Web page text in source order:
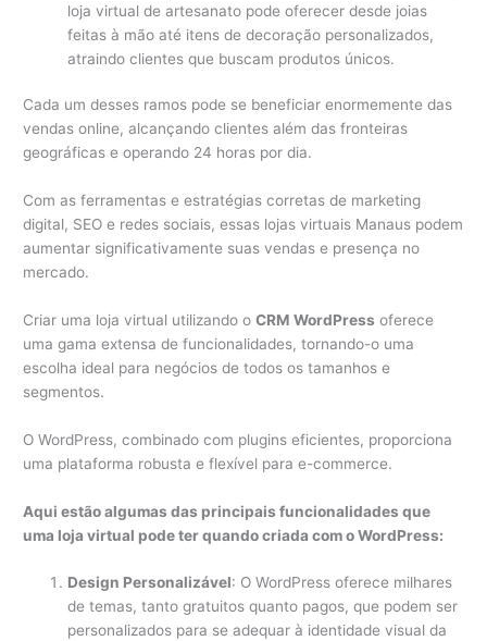
loja virtual de artesanato pode oferecer desde joias
feitas à mão até itens de decoração personalizados,
atraindo clientes que buscam produtos únicos.
Cada um desses ramos pode se beneficiar enormemente das
vendas online, alcançando clientes além das fronteiras
geográficas e operando 24 horas por dia.
Com as ferramentas e estratégias corretas de marketing
digital, SEO e redes sociais, essas lojas virtuais Manaus podem
aumentar significativamente suas vendas e presença no
mercado.
Criar uma loja virtual utilizando oCRM WordPress oferece
uma gama extensa de funcionalidades, tornando-o uma
escolha ideal para negócios de todos os tamanhos e
segmentos.
O WordPress, combinado com plugins eficientes, proporciona
uma plataforma robusta e flexível para e-commerce.
Aqui estão algumas das principais funcionalidades que
uma loja virtual pode ter quando criada com o WordPress:
Design Personalizável: O WordPress oferece milhares
de temas, tanto gratuitos quanto pagos, que podem ser
personalizados para se adequar à identidade visual da